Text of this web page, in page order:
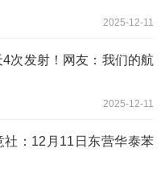
2025-12-11
次发射！网友：我们的航
2025-12-11
社：12月11日东营华泰苯